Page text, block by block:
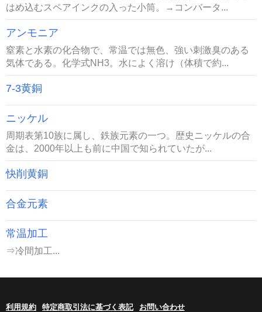
はめ込むスペアインクの入った小筒。→コンバータ...
アンモニア
窒素と水素の化合物で、常温では無色、強い刺激臭のある
気体である。化学式NH3。水によく溶け（体積で約...
7-3黄銅
ニッケル
周期表第10族に属し、鉄族元素の一つ。歴史ニッケルの合
金は、2000年以上も前に中国で知られていたが...
快削黄銅
合金元素
常温加工
⇒冷間加工...
利用規約 特定商取引法に基づく表記 お問い合わせ